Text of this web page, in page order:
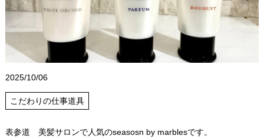
2025/10/06
こだわりの仕事道具
表参道 美髪サロンで人気のseasosn by marblesです。